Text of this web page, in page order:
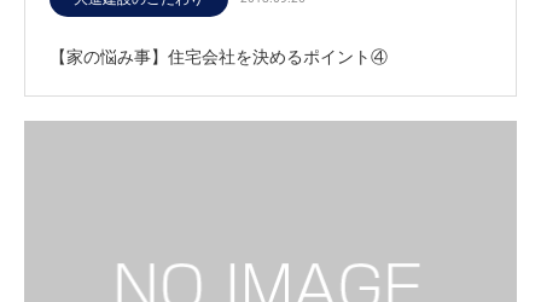
【家の悩み事】住宅会社を決めるポイント④